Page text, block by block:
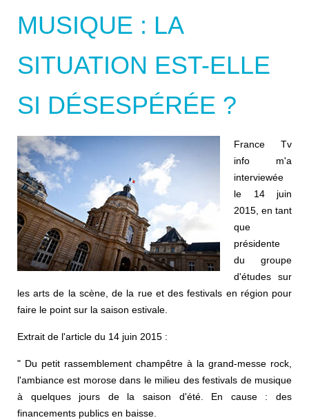
MUSIQUE : LA
SITUATION EST-ELLE
SI DÉSESPÉRÉE ?
France Tv
info m'a
interviewée
le 14 juin
2015, en tant
que
présidente
du groupe
d'études sur
les arts de la scène, de la rue et des festivals en région pour
faire le point sur la saison estivale.
Extrait de l'article du 14 juin 2015 :
" Du petit rassemblement champêtre à la grand-messe rock,
l'ambiance est morose dans le milieu des festivals de musique
à quelques jours de la saison d'été. En cause : des
financements publics en baisse.